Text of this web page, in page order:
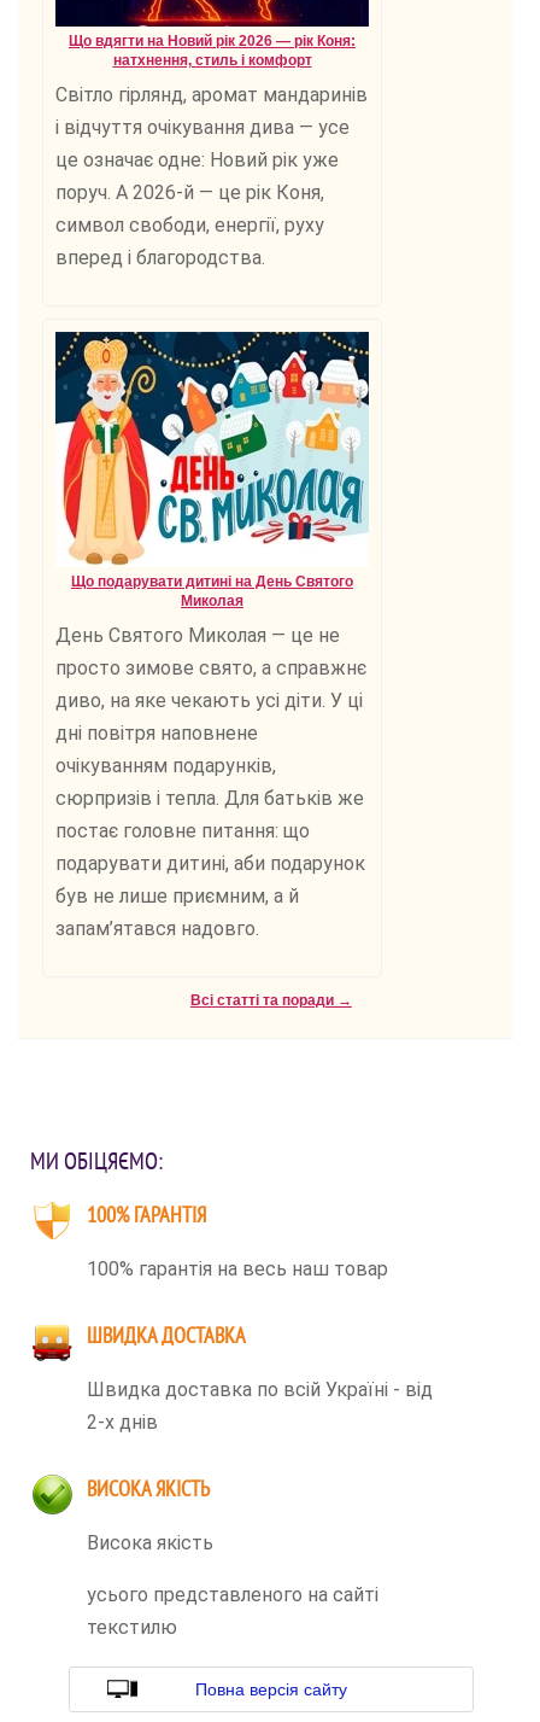
Що вдягти на Новий рік 2026 — рік Коня:
натхнення, стиль і комфорт
Світло гірлянд, аромат мандаринів
і відчуття очікування дива — усе
це означає одне: Новий рік уже
поруч. А 2026-й — це рік Коня,
символ свободи, енергії, руху
вперед і благородства.
Що подарувати дитині на День Святого
Миколая
День Святого Миколая — це не
просто зимове свято, а справжнє
диво, на яке чекають усі діти. У ці
дні повітря наповнене
очікуванням подарунків,
сюрпризів і тепла. Для батьків же
постає головне питання: що
подарувати дитині, аби подарунок
був не лише приємним, а й
запам’ятався надовго.
Всі статті та поради →
МИ ОБІЦЯЄМО:
100% ГАРАНТІЯ
100% гарантія на весь наш товар
ШВИДКА ДОСТАВКА
Швидка доставка по всій Україні - від
2-х днів
ВИСОКА ЯКІСТЬ
Висока якість
усього представленого на сайті
текстилю
Повна версія сайту